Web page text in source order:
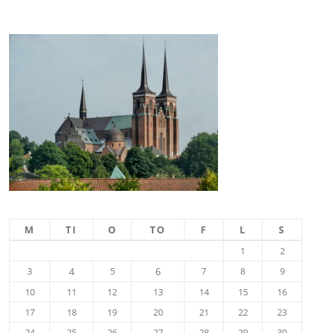
M TI O TO F L S
1
2
3
4 5 6 7 8
9
10
11 12 13 14 15
16
17
18 19 20 21 22
23